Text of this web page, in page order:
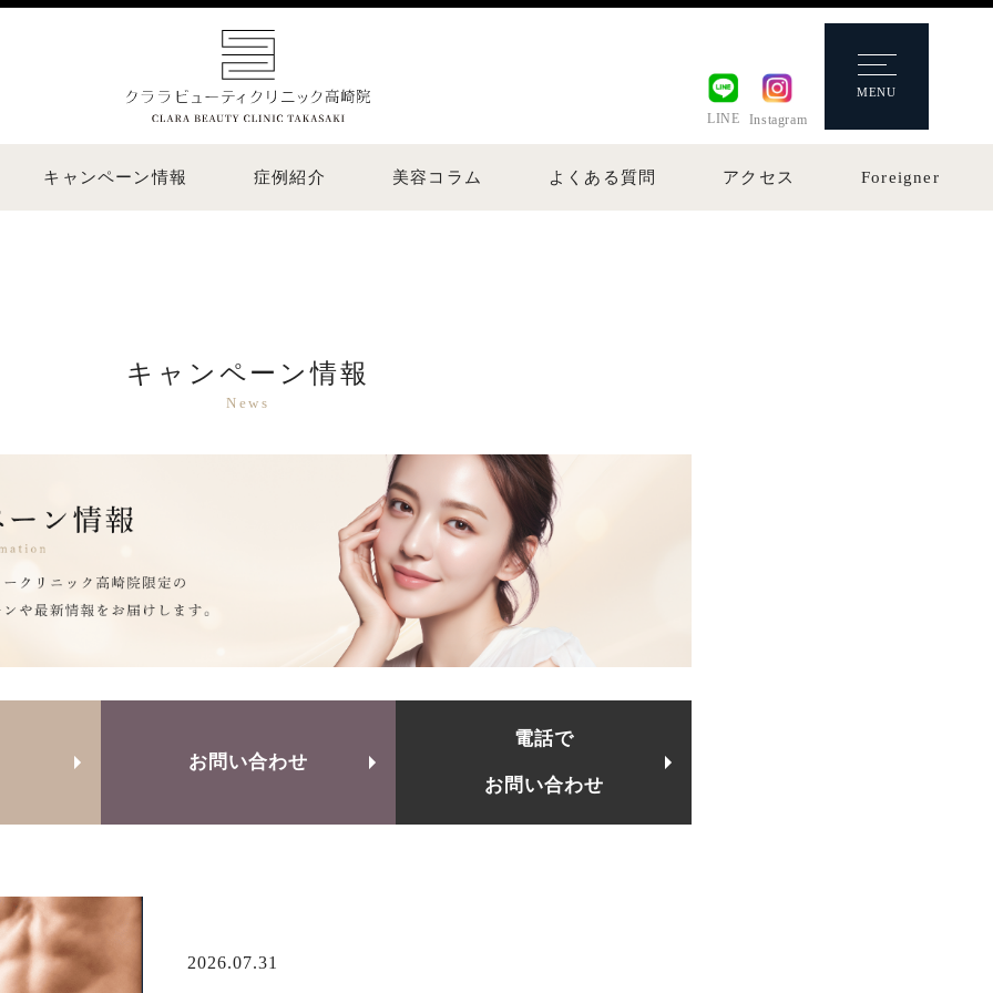
LINE Instagram
MENU
キャンペーン情報 症例紹介 美容コラム よくある質問 アクセス Foreigner
キャンペーン情報
News
お問い合わせ
電話で
お問い合わせ
2026.07.31